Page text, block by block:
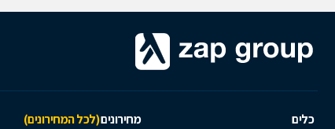
כלים מחירונים(לכל המחירונים)